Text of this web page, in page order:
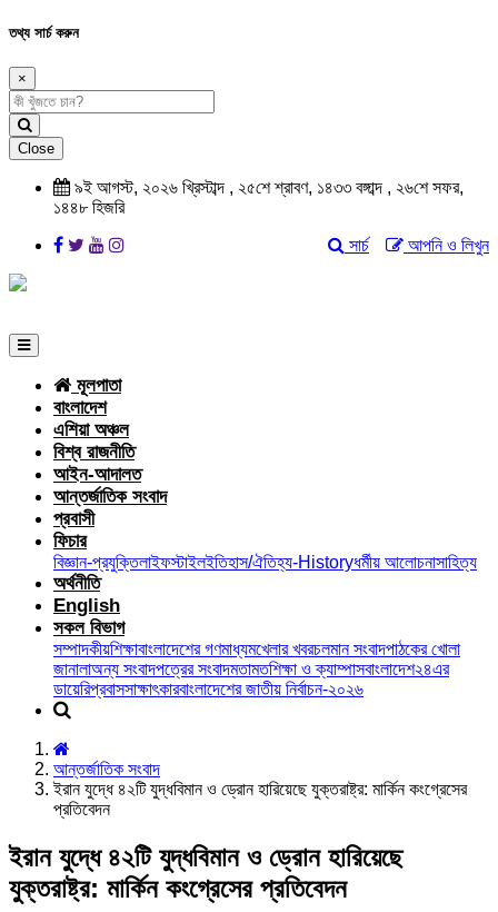
তথ্য সার্চ করুন
×
Close
৯ই আগস্ট, ২০২৬ খ্রিস্টাব্দ , ২৫শে শ্রাবণ, ১৪৩৩ বঙ্গাব্দ , ২৬শে সফর,
১৪৪৮ হিজরি
আপনি ও লিখুন
সার্চ
মূলপাতা
বাংলাদেশ
এশিয়া অঞ্চল
বিশ্ব রাজনীতি
আইন-আদালত
আন্তর্জাতিক সংবাদ
প্রবাসী
ফিচার
বিজ্ঞান-প্রযুক্তিলাইফস্টাইলইতিহাস/ঐতিহ্য-Historyধর্মীয় আলোচনাসাহিত্য
অর্থনীতি
English
সকল বিভাগ
সম্পাদকীয়শিক্ষাবাংলাদেশের গণমাধ্যমখেলার খবরচলমান সংবাদপাঠকের খোলা
জানালাঅন্য সংবাদপত্রের সংবাদমতামতশিক্ষা ও ক্যাম্পাসবাংলাদেশ২৪এর
ডায়েরিপ্রবাসসাক্ষাৎকারবাংলাদেশের জাতীয় নির্বাচন-২০২৬
আন্তর্জাতিক সংবাদ
ইরান যুদ্ধে ৪২টি যুদ্ধবিমান ও ড্রোন হারিয়েছে যুক্তরাষ্ট্র: মার্কিন কংগ্রেসের
প্রতিবেদন
ইরান যুদ্ধে ৪২টি যুদ্ধবিমান ও ড্রোন হারিয়েছে
যুক্তরাষ্ট্র: মার্কিন কংগ্রেসের প্রতিবেদন